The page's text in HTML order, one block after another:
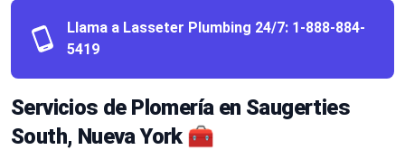
Llama a Lasseter Plumbing 24/7: 1-888-884-
5419
Servicios de Plomería en Saugerties
South, Nueva York 🧰